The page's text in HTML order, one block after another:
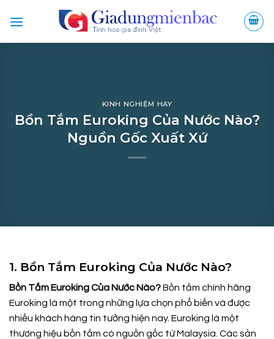
qua
KINH NGHIỆM HAY
Bồn Tắm Euroking Của Nước Nào?
Nguồn Gốc Xuất Xứ
1. Bồn Tắm Euroking Của Nước Nào?
Bồn Tắm Euroking Của Nước Nào?Bồn tắm chính hãng
Euroking là một trong những lựa chọn phổ biến và được
nhiều khách hàng tin tưởng hiện nay. Euroking là một
thương hiệu bồn tắm có nguồn gốc từ Malaysia. Các sản